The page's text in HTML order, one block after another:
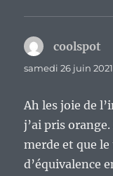
coolspot
samedi 26 juin
Ah les joie de
j’ai pris
merde et que
d’équivalence